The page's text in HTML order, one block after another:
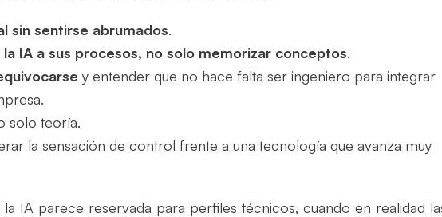
sin sentirse abrumados.
IA a sus procesos, no solo memorizar conceptos.
y entender que no hace falta ser ingeniero para integrar
solo teoría.
la sensación de control frente a una tecnología que avanza muy
IA parece reservada para perfiles técnicos, cuando en realidad